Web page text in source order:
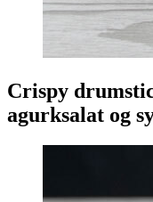
Crispy
agurksalat og